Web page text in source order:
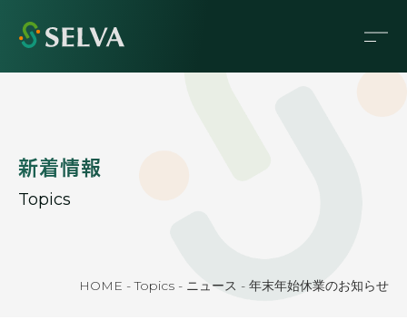
新着情報
Topics
HOME -Topics - ニュース - 年末年始休業のお知らせ